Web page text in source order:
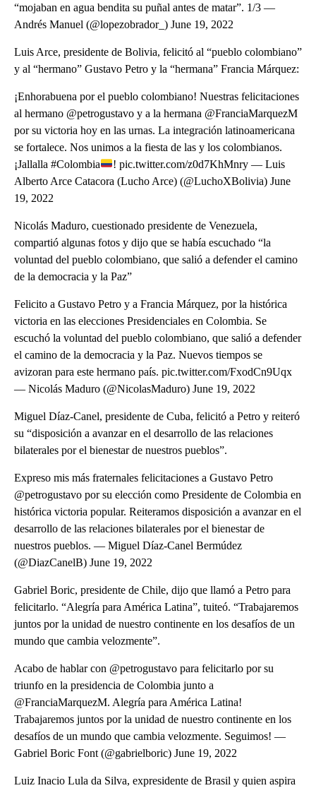
“mojaban en agua bendita su puñal antes de matar”. 1/3 —
Andrés Manuel (@lopezobrador_) June 19, 2022
Luis Arce, presidente de Bolivia, felicitó al “pueblo colombiano”
y al “hermano” Gustavo Petro y la “hermana” Francia Márquez:
¡Enhorabuena por el pueblo colombiano! Nuestras felicitaciones
al hermano @petrogustavo y a la hermana @FranciaMarquezM
por su victoria hoy en las urnas. La integración latinoamericana
se fortalece. Nos unimos a la fiesta de las y los colombianos.
¡Jallalla #Colombia
! pic.twitter.com/z0d7KhMnry — Luis
Alberto Arce Catacora (Lucho Arce) (@LuchoXBolivia) June
19, 2022
Nicolás Maduro, cuestionado presidente de Venezuela,
compartió algunas fotos y dijo que se había escuchado “la
voluntad del pueblo colombiano, que salió a defender el camino
de la democracia y la Paz”
Felicito a Gustavo Petro y a Francia Márquez, por la histórica
victoria en las elecciones Presidenciales en Colombia. Se
escuchó la voluntad del pueblo colombiano, que salió a defender
el camino de la democracia y la Paz. Nuevos tiempos se
avizoran para este hermano país. pic.twitter.com/FxodCn9Uqx
— Nicolás Maduro (@NicolasMaduro) June 19, 2022
Miguel Díaz-Canel, presidente de Cuba, felicitó a Petro y reiteró
su “disposición a avanzar en el desarrollo de las relaciones
bilaterales por el bienestar de nuestros pueblos”.
Expreso mis más fraternales felicitaciones a Gustavo Petro
@petrogustavo por su elección como Presidente de Colombia en
histórica victoria popular. Reiteramos disposición a avanzar en el
desarrollo de las relaciones bilaterales por el bienestar de
nuestros pueblos. — Miguel Díaz-Canel Bermúdez
(@DiazCanelB) June 19, 2022
Gabriel Boric, presidente de Chile, dijo que llamó a Petro para
felicitarlo. “Alegría para América Latina”, tuiteó. “Trabajaremos
juntos por la unidad de nuestro continente en los desafíos de un
mundo que cambia velozmente”.
Acabo de hablar con @petrogustavo para felicitarlo por su
triunfo en la presidencia de Colombia junto a
@FranciaMarquezM. Alegría para América Latina!
Trabajaremos juntos por la unidad de nuestro continente en los
desafíos de un mundo que cambia velozmente. Seguimos! —
Gabriel Boric Font (@gabrielboric) June 19, 2022
Luiz Inacio Lula da Silva, expresidente de Brasil y quien aspira